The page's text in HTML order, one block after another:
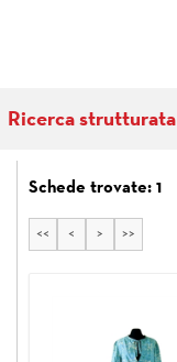
Ricerca strutturata
Schede trovate: 1
<< < > >>